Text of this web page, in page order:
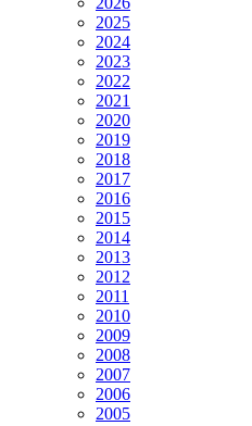
2025
2024
2023
2022
2021
2020
2019
2018
2017
2016
2015
2014
2013
2012
2011
2010
2009
2008
2007
2006
2005